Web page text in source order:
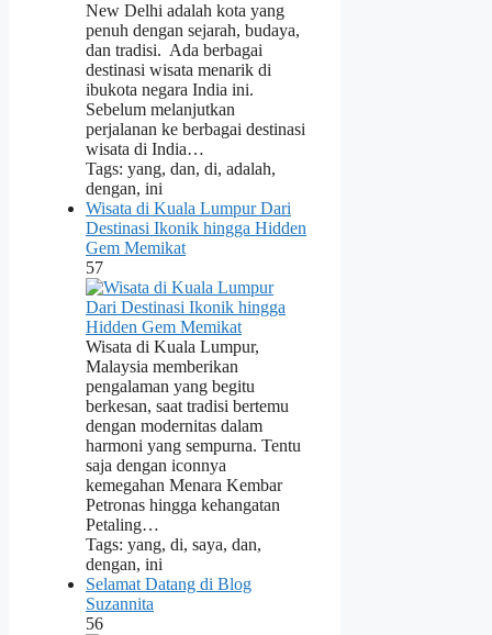
New Delhi adalah kota yang
penuh dengan sejarah, budaya,
dan tradisi. Ada berbagai
destinasi wisata menarik di
ibukota negara India ini.
Sebelum melanjutkan
perjalanan ke berbagai destinasi
wisata di India…
Tags: yang, dan, di, adalah,
dengan, ini
Wisata di Kuala Lumpur Dari
Destinasi Ikonik hingga Hidden
Gem Memikat
57
Wisata di Kuala Lumpur,
Malaysia memberikan
pengalaman yang begitu
berkesan, saat tradisi bertemu
dengan modernitas dalam
harmoni yang sempurna. Tentu
saja dengan iconnya
kemegahan Menara Kembar
Petronas hingga kehangatan
Petaling…
Tags: yang, di, saya, dan,
dengan, ini
Selamat Datang di Blog
Suzannita
56